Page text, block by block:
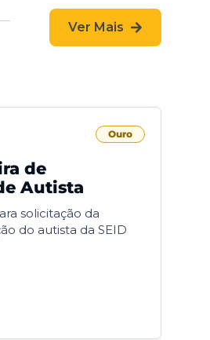
Ver Mais
Ouro
de
Autista
solicitação da
do autista da SEID